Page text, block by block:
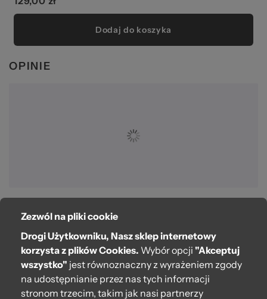
Dodaj do koszyka
OPINIE
O bag
Pomoc
Moje O bag
Kontakt
Zezwól na pliki cookie
Drogi Użytkowniku, Nasz sklep internetowy
korzysta z plików Cookies. Wybór opcji "Akceptuj
wszystko" jest równoznaczny z wyrażeniem zgody
na udostępnianie przez nas tych informacji
stronom trzecim, takim jak nasi partnerzy